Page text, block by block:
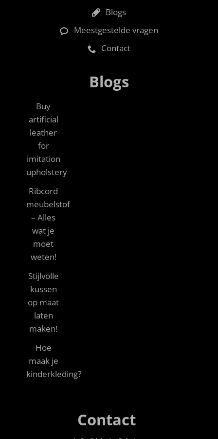
Blogs
Meestgestelde vragen
Contact
Blogs
Buy
artificial
leather
for
imitation
upholstery
Ribcord
meubelstof
– Alles
wat je
moet
weten!
Stijlvolle
kussen
op maat
laten
maken!
Hoe
maak je
kinderkleding?
Contact